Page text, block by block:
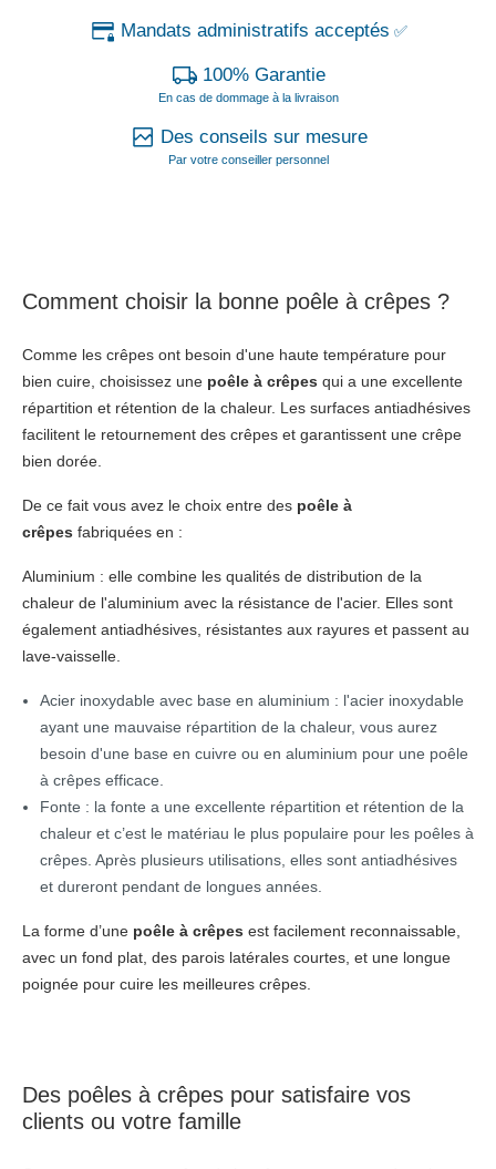
Mandats administratifs acceptés ✅
100% Garantie
En cas de dommage à la livraison
Des conseils sur mesure
Par votre conseiller personnel
Comment choisir la bonne poêle à crêpes ?
Comme les crêpes ont besoin d'une haute température pour
bien cuire, choisissez une poêle à crêpes qui a une excellente
répartition et rétention de la chaleur. Les surfaces antiadhésives
facilitent le retournement des crêpes et garantissent une crêpe
bien dorée.
De ce fait vous avez le choix entre des poêle à
crêpes fabriquées en :
Aluminium : elle combine les qualités de distribution de la
chaleur de l'aluminium avec la résistance de l'acier. Elles sont
également antiadhésives, résistantes aux rayures et passent au
lave-vaisselle.
Acier inoxydable avec base en aluminium : l'acier inoxydable
ayant une mauvaise répartition de la chaleur, vous aurez
besoin d'une base en cuivre ou en aluminium pour une poêle
à crêpes efficace.
Fonte : la fonte a une excellente répartition et rétention de la
chaleur et c’est le matériau le plus populaire pour les poêles à
crêpes. Après plusieurs utilisations, elles sont antiadhésives
et dureront pendant de longues années.
La forme d’une poêle à crêpes est facilement reconnaissable,
avec un fond plat, des parois latérales courtes, et une longue
poignée pour cuire les meilleures crêpes.
Des poêles à crêpes pour satisfaire vos
clients ou votre famille